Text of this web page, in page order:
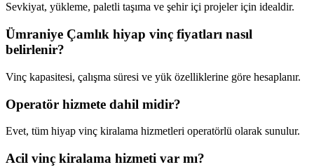
Sevkiyat, yükleme, paletli taşıma ve şehir içi projeler için idealdir.
Ümraniye Çamlık hiyap vinç fiyatları nasıl
belirlenir?
Vinç kapasitesi, çalışma süresi ve yük özelliklerine göre hesaplanır.
Operatör hizmete dahil midir?
Evet, tüm hiyap vinç kiralama hizmetleri operatörlü olarak sunulur.
Acil vinç kiralama hizmeti var mı?